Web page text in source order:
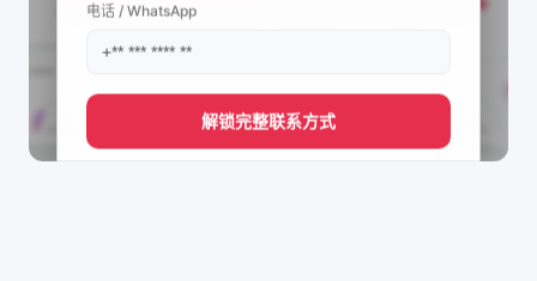
电话 / WhatsApp
解锁完整联系方式